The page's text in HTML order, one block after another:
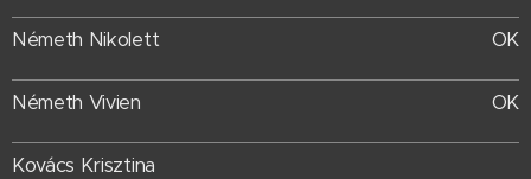
Németh Nikolett OK
Németh Vivien OK
Kovács Krisztina